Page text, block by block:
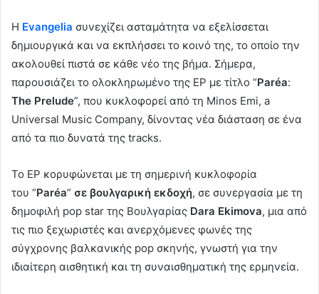
Η Evangelia συνεχίζει ασταμάτητα να εξελίσσεται
δημιουργικά και να εκπλήσσει το κοινό της, το οποίο την
ακολουθεί πιστά σε κάθε νέο της βήμα. Σήμερα,
παρουσιάζει το ολοκληρωμένο της EP με τίτλο “Paréa:
The Prelude”, που κυκλοφορεί από τη Minos Emi, a
Universal Music Company, δίνοντας νέα διάσταση σε ένα
από τα πιο δυνατά της tracks.
Το EP κορυφώνεται με τη σημερινή κυκλοφορία
του “Paréa” σε βουλγαρική εκδοχή, σε συνεργασία με τη
δημοφιλή pop star της Βουλγαρίας Dara Ekimova, μια από
τις πιο ξεχωριστές και ανερχόμενες φωνές της
σύγχρονης βαλκανικής pop σκηνής, γνωστή για την
ιδιαίτερη αισθητική και τη συναισθηματική της ερμηνεία.